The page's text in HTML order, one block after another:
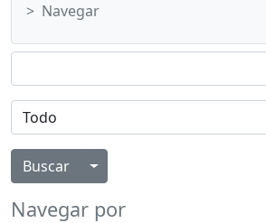
Navegar
Alternar menú desplegable
Navegar por